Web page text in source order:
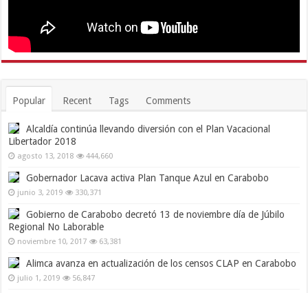
Popular Recent Tags Comments
Alcaldía continúa llevando diversión con el Plan Vacacional
Libertador 2018
agosto 13, 2018 444,660
Gobernador Lacava activa Plan Tanque Azul en Carabobo
junio 3, 2019 330,371
Gobierno de Carabobo decretó 13 de noviembre día de Júbilo
Regional No Laborable
noviembre 10, 2017 63,381
Alimca avanza en actualización de los censos CLAP en Carabobo
julio 1, 2019 56,847